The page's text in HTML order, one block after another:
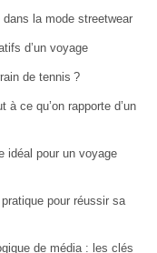
la mode streetwear
d’un voyage
de tennis ?
ce qu’on rapporte d’un
idéal pour un voyage
pour réussir sa
de média : les clés